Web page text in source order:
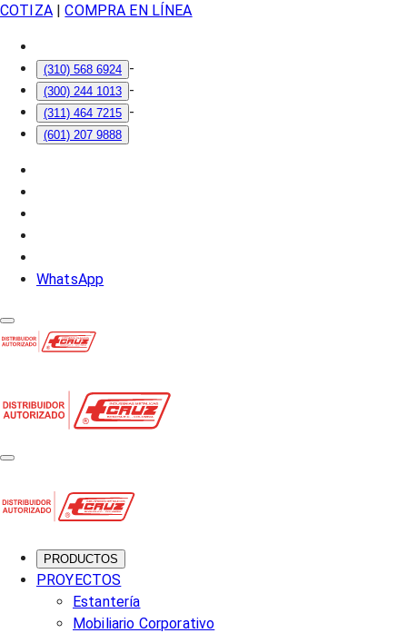
COTIZA| COMPRA EN LÍNEA
(310) 568 6924 -
(300) 244 1013 -
(311) 464 7215 -
(601) 207 9888
WhatsApp
PRODUCTOS
PROYECTOS
Estantería
Mobiliario Corporativo